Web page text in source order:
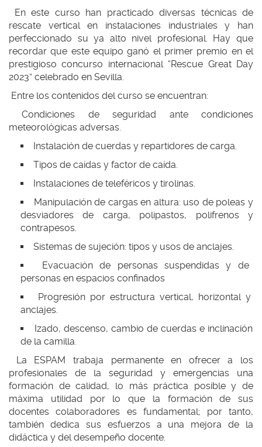
En este curso han practicado diversas técnicas de
rescate vertical en instalaciones industriales y han
perfeccionado su ya alto nivel profesional. Hay que
recordar que este equipo ganó el primer premio en el
prestigioso concurso internacional “Rescue Great Day
2023” celebrado en Sevilla.
Entre los contenidos del curso se encuentran:
Condiciones de seguridad ante condiciones
meteorológicas adversas.
Instalación de cuerdas y repartidores de carga.
Tipos de caídas y factor de caída.
Instalaciones de teleféricos y tirolinas.
Manipulación de cargas en altura: uso de poleas y
desviadores de carga, polipastos, polifrenos y
contrapesos.
Sistemas de sujeción: tipos y usos de anclajes.
Evacuación de personas suspendidas y de
personas en espacios confinados
Progresión por estructura vertical, horizontal y
anclajes.
Izado, descenso, cambio de cuerdas e inclinación
de la camilla.
La ESPAM trabaja permanente en ofrecer a los
profesionales de la seguridad y emergencias una
formación de calidad, lo más práctica posible y de
máxima utilidad por lo que la formación de sus
docentes colaboradores es fundamental; por tanto,
también dedica sus esfuerzos a una mejora de la
didáctica y del desempeño docente.